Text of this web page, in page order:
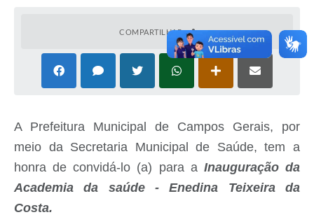
COMPARTILHAR
A Prefeitura Municipal de Campos Gerais, por
meio da Secretaria Municipal de Saúde, tem a
honra de convidá-lo (a) para a Inauguração da
Academia da saúde - Enedina Teixeira da
Costa.